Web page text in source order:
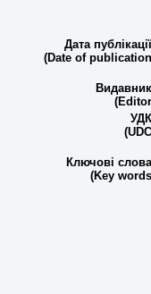
Дата
(Date of
Ключові
(Key